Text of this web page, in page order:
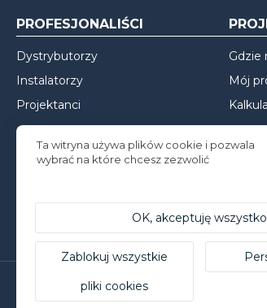
PROFESJONALIŚCI
Dystrybutorzy
Instalatorzy
Projektanci
Gdzie
Mój
Mój
Mój
Ta witryna używa plików cookie i pozwala
wybrać na które chcesz zezwolić
OK, akceptuję wszystko
Zablokuj wszystkie
pliki cookies